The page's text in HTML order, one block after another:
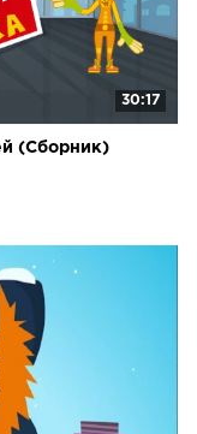
30:17
(Сборник)